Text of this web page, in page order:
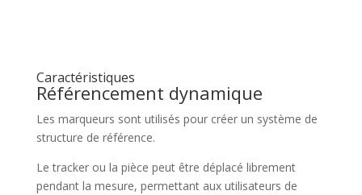
Caractéristiques
Référencement dynamique
Les marqueurs sont utilisés pour créer un système de
structure de référence.
Le tracker ou la pièce peut être déplacé librement
pendant la mesure, permettant aux utilisateurs de